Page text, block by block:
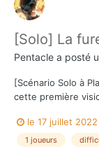
[Solo] La
Pentacle a posté
[Scénario Solo à
cette première
allié...ou pas. Je
clarté, rejouabilité,
le 17 juillet 2022
1 joueurs